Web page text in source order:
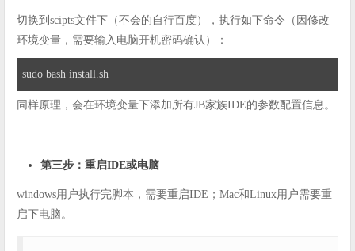
切换到scipts文件下（不会的自行百度），执行如下命令（因修改
环境变量，需要输入电脑开机密码确认）：
sudo bash install.sh
同样原理，会在环境变量下添加所有JB家族IDE的参数配置信息。
第三步：重启IDE或电脑
windows用户执行完脚本，需要重启IDE；Mac和Linux用户需要重
启下电脑。